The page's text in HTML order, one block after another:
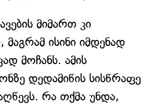
მიმართ კი
ისინი იმდენად
მოჩანს. ამის
დედამიწის სისწრაფე
რა თქმა უნდა,